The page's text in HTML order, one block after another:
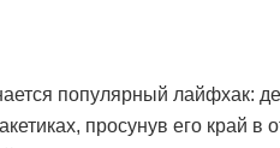
популярный лайфхак:
просунув его край в